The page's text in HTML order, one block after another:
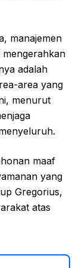
manajemen
adalah
area yang
menurut
maaf
yang
Gregorius,
atas